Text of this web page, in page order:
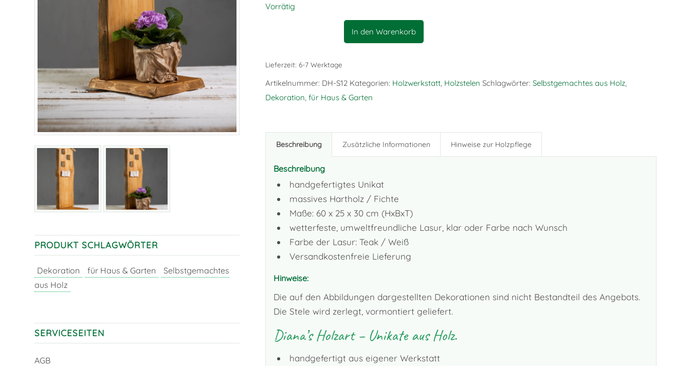
PRODUKT SCHLAGWÖRTER
Dekoration für Haus & Garten
Selbstgemachtes
aus Holz
SERVICESEITEN
AGB
Vorrätig
In den Warenkorb
Lieferzeit:6-7 Werktage
Artikelnummer: DH-S12 Kategorien: Holzwerkstatt, Holzstelen Schlagwörter:Selbstgemachtes aus Holz,
Dekoration,für Haus & Garten
Beschreibung Zusätzliche Informationen Hinweise zur Holzpflege
Beschreibung
handgefertigtes Unikat
massives Hartholz / Fichte
Maße: 60 x 25 x 30 cm (HxBxT)
wetterfeste, umweltfreundliche Lasur, klar oder Farbe nach Wunsch
Farbe der Lasur: Teak / Weiß
Versandkostenfreie Lieferung
Hinweise:
Die auf den Abbildungen dargestellten Dekorationen sind nicht Bestandteil des Angebots.
Die Stele wird zerlegt, vormontiert geliefert.
Diana’s Holzart – Unikate aus Holz.
handgefertigt aus eigener Werkstatt